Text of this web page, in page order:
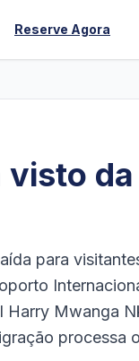
Reserve Agora
visto
para
Harry Mwanga
processa